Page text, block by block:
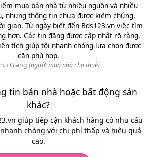
mua bán nhà từ nhiều nguồn và nhiều
nhưng thông tin chưa được kiểm chứng,
gian. Từ ngày biết đến Bds123.vn việc tìm
hơn. Các tin đăng được cập nhật rõ ràng,
tích giúp tôi nhanh chóng lựa chọn được
căn phù hợp.
Giang (người mua nhà cho thuê)
tin bán nhà hoặc bất động sản
khác?
giúp tiếp cận khách hàng có nhu cầu
chóng với chi phí thấp và hiệu quả
cao.